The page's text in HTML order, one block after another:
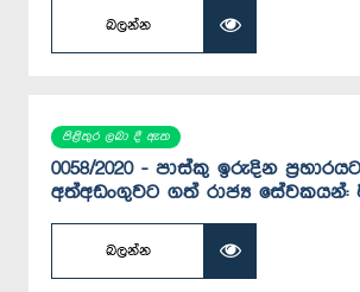
බලන්න
පිළිතුර ලබා දී ඇත
0058/2020 - පාස්කු ඉරුදින
අත්අඩංගුවට ගත් රාජ්‍ය සේවකයන්:
බලන්න